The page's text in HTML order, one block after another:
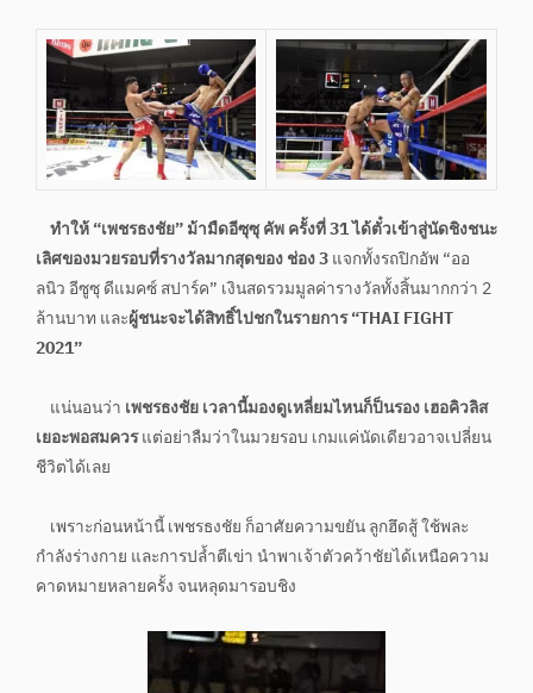
ทำให้ “เพชรธงชัย” ม้ามืดอีซุซุ คัพ ครั้งที่ 31 ได้ตั๋วเข้าสู่นัดชิงชนะ
เลิศของมวยรอบที่รางวัลมากสุดของ ช่อง 3แจกทั้งรถปิกอัพ “ออ
ลนิว อีซูซุ ดีแมคซ์ สปาร์ค” เงินสดรวมมูลค่ารางวัลทั้งสิ้นมากกว่า 2
ล้านบาท และผู้ชนะจะได้สิทธิ์ไปชกในรายการ “THAI FIGHT
2021”
แน่นอนว่า เพชรธงชัย เวลานี้มองดูเหลี่ยมไหนก็ป็นรอง เฮอคิวลิส
เยอะพอสมควรแต่อย่าลืมว่าในมวยรอบ เกมแค่นัดเดียวอาจเปลี่ยน
ชีวิตได้เลย
เพราะก่อนหน้านี้ เพชรธงชัย ก็อาศัยความขยัน ลูกฮึดสู้ ใช้พละ
กำลังร่างกาย และการปล้ำตีเข่า นำพาเจ้าตัวคว้าชัยได้เหนือความ
คาดหมายหลายครั้ง จนหลุดมารอบชิง